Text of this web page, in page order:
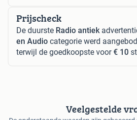
Prijscheck
De duurste Radio antiek
en Audio categorie werd
terwijl de goedkoopste voor€ 10
Veelgestelde